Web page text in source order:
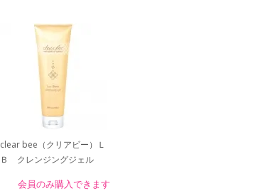
clear bee（クリアビー）Ｌ
Ｂ クレンジングジェル
会員のみ購入できます